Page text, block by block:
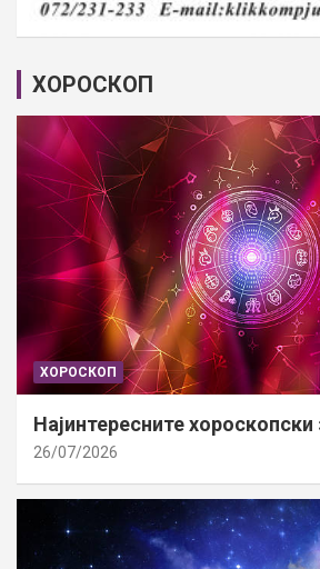
ХОРОСКОП
ХОРОСКОП
Најинтересните хороскопски
26/07/2026